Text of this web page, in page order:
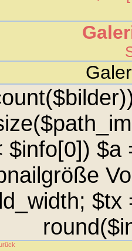
$info[0]) $a